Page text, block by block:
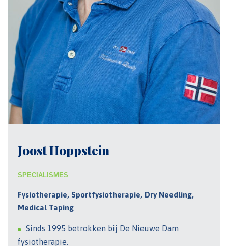
Joost Hoppstein
SPECIALISMES
Fysiotherapie, Sportfysiotherapie, Dry Needling,
Medical Taping
Sinds 1995 betrokken bij De Nieuwe Dam
fysiotherapie.